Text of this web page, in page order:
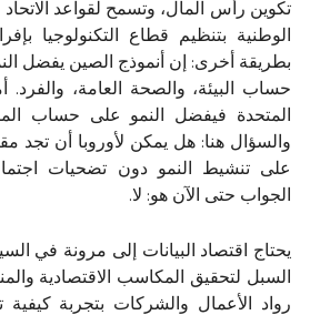
تكوين رأس المال، وتسمح لقواعد الاتحاد
الوطنية بتنظيم قطاع التكنولوجيا
بطريقة أخرى: إن أنموذج الصين يفضل
حساب البيئة، والصحة العامة، والفرد.
المتحدة فيفضل النمو على حساب
والسؤال هنا: هل يمكن لأوروبا أن تجد
على تنشيط النمو دون تضحيات
الجواب حتى الآن هو: لا.
يحتاج اقتصاد البيانات إلى مرونة في
السبل لتحقيق المكاسب الاقتصادية
رواد الأعمال والشركات بتجربة كيفية